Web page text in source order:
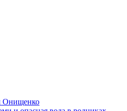
Онищенко